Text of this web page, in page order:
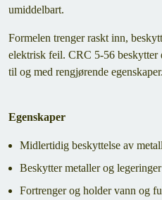
umiddelbart.
Formelen trenger raskt inn,
elektrisk feil. CRC 5-56 beskytter
til og med rengjørende egenskaper.
Egenskaper
Midlertidig beskyttelse av
Beskytter metaller og
Fortrenger og holder vann og